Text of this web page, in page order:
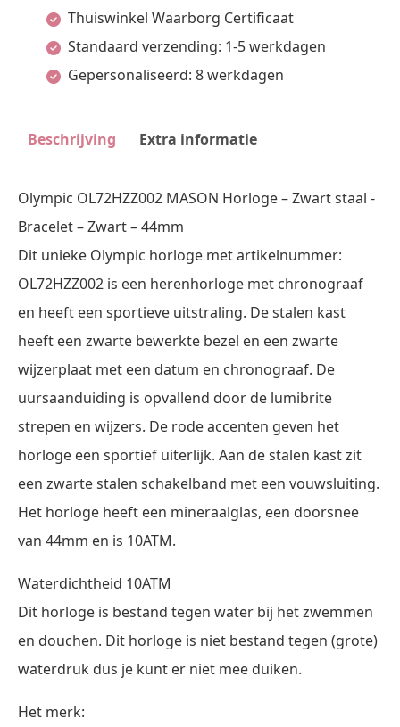
Thuiswinkel Waarborg Certificaat
Standaard verzending: 1-5 werkdagen
Gepersonaliseerd: 8 werkdagen
Beschrijving Extra informatie
Olympic OL72HZZ002 MASON Horloge – Zwart staal -
Bracelet – Zwart – 44mm
Dit unieke Olympic horloge met artikelnummer:
OL72HZZ002 is een herenhorloge met chronograaf
en heeft een sportieve uitstraling. De stalen kast
heeft een zwarte bewerkte bezel en een zwarte
wijzerplaat met een datum en chronograaf. De
uursaanduiding is opvallend door de lumibrite
strepen en wijzers. De rode accenten geven het
horloge een sportief uiterlijk. Aan de stalen kast zit
een zwarte stalen schakelband met een vouwsluiting.
Het horloge heeft een mineraalglas, een doorsnee
van 44mm en is 10ATM.
Waterdichtheid 10ATM
Dit horloge is bestand tegen water bij het zwemmen
en douchen. Dit horloge is niet bestand tegen (grote)
waterdruk dus je kunt er niet mee duiken.
Het merk: